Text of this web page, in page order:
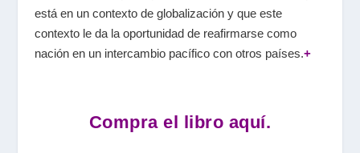
está en un contexto de globalización y que este
contexto le da la oportunidad de reafirmarse como
nación en un intercambio pacífico con otros países.+
Compra el libro aquí.